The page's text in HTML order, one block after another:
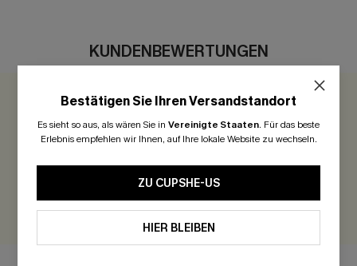
KUNDENBEWERTUNGEN
0.0
300 Punkte für Ihre Bewertung!
BEWERTEN
Bestätigen Sie Ihren Versandstandort
Es sieht so aus, als wären Sie in Vereinigte Staaten. Für das beste
Erlebnis empfehlen wir Ihnen, auf Ihre lokale Website zu wechseln.
ZU CUPSHE-US
HIER BLEIBEN